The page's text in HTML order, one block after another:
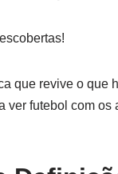
que revive o que
ver futebol com